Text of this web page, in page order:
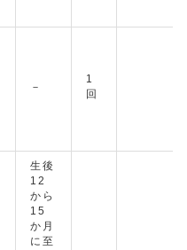
－
1
回
生後
12
から
15
か月
に至